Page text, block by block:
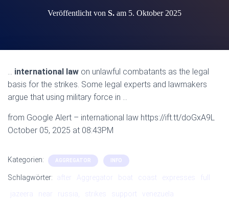
Veröffentlicht von S. am 5. Oktober 2025
… international law on unlawful combatants as the legal
basis for the strikes. Some legal experts and lawmakers
argue that using military force in …
from Google Alert – international law https://ift.tt/doGxA9L
October 05, 2025 at 08:43PM
Kategorien: AGGREGATOR INFO
Schlagwörter: after Aggregator boat coast expresses
full
jazeera
near russia, strikes support venezuela